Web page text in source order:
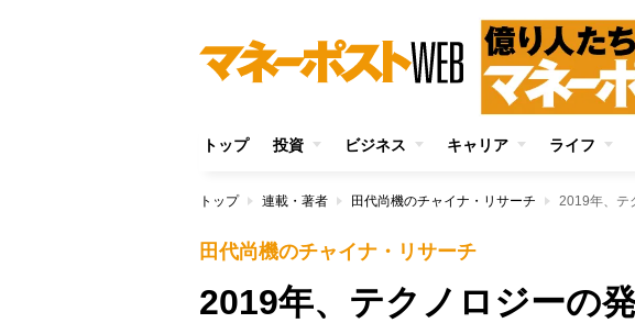
トップ 投資 ビジネス キャリア ライフ
トップ 連載・著者 田代尚機のチャイナ・リサーチ 2019年、テ
田代尚機のチャイナ・リサーチ
2019年、テクノロジーの